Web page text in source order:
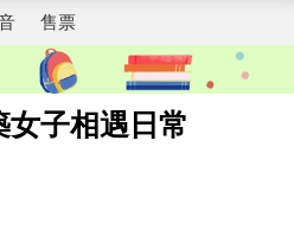
售票
子相遇日常